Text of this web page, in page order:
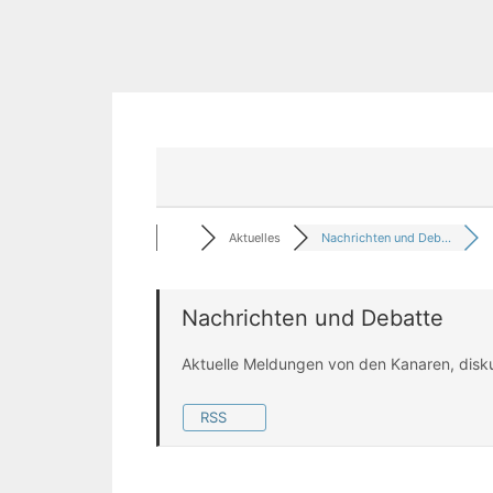
Aktuelles Nachrichten und Deb...
Nachrichten und Debatte
Aktuelle Meldungen von den Kanaren,
RSS